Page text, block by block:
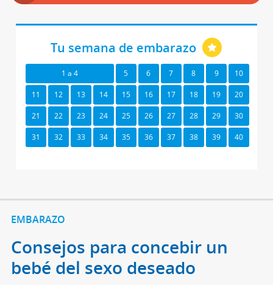
Tu semana de embarazo
1 a 4 5 6 7 8 9 10
11 12 13 14 15 16 17 18 19 20
21 22 23 24 25 26 27 28 29 30
31 32 33 34 35 36 37 38 39 40
EMBARAZO
Consejos para concebir un
bebé del sexo deseado